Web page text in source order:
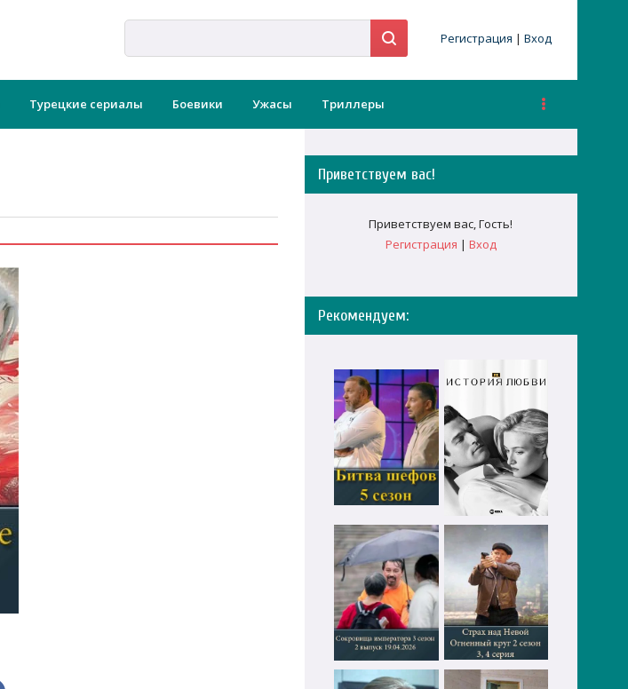
Регистрация | Вход
Турецкие сериалы Боевики Ужасы Триллеры
Приветствуем вас!
Приветствуем вас,Гость!
Регистрация | Вход
Рекомендуем: